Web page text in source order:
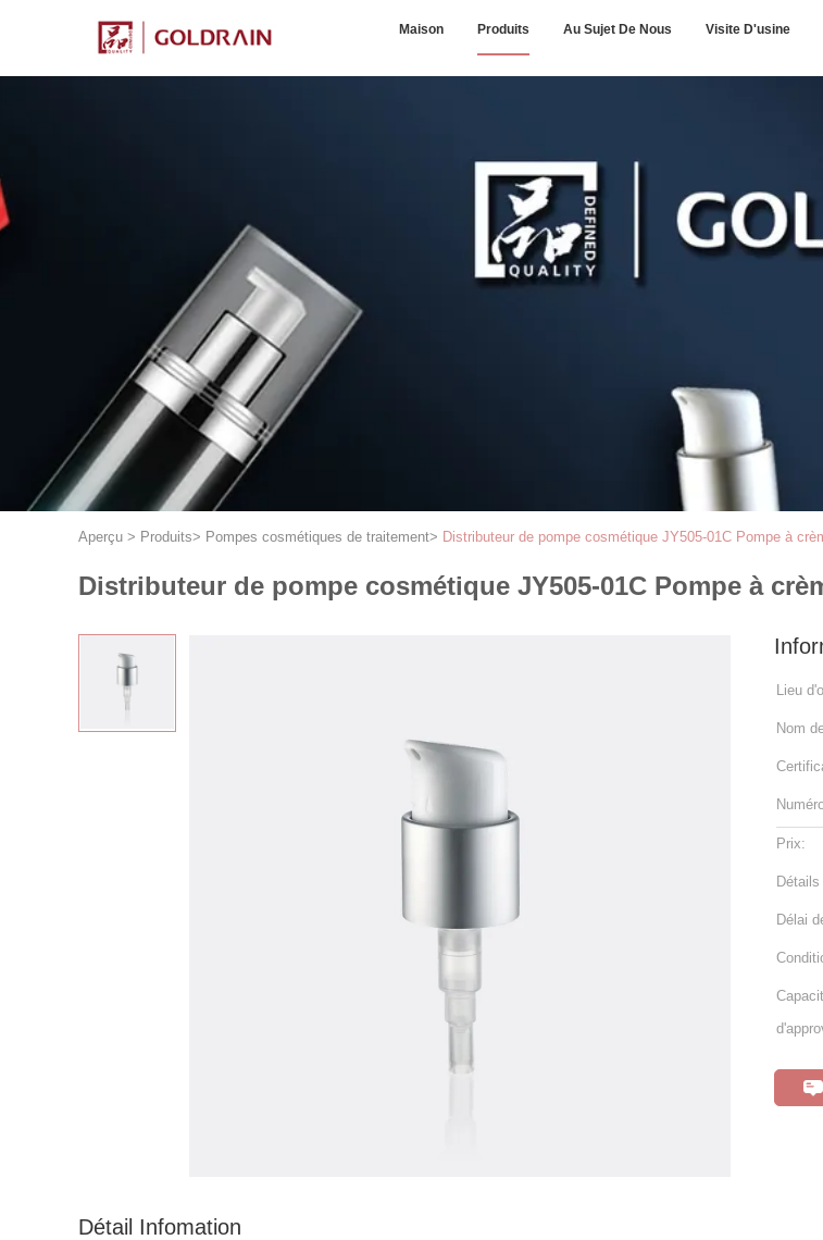
Maison Produits Au Sujet De Nous Visite D'usine
Aperçu > Produits> Pompes cosmétiques de traitement> Distributeur de pompe cosmétique JY505-01C Pompe à
Distributeur de pompe cosmétique JY505-01C Pompe à
Lieu
Nom
Prix:
Délai
Détail Infomation